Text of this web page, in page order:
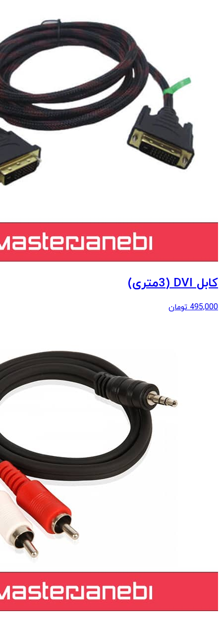
کابل DVI (3متری)
495,000 تومان